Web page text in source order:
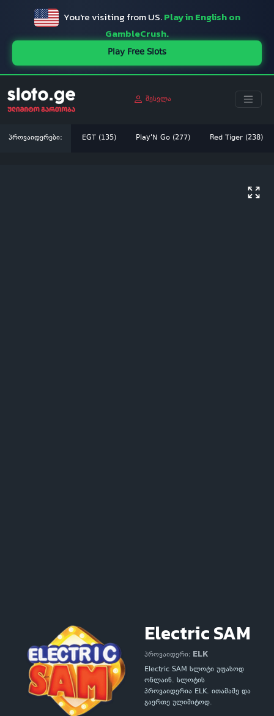
You're visiting from US.Play in English on
GambleCrush.
Play Free Slots
შესვლა
პროვაიდერები: EGT (135) Play'N Go (277) Red Tiger (238)
Electric SAM
პროვაიდერი: ELK
Electric SAM სლოტი უფასოდ
ონლაინ. სლოტის
პროვაიდერია ELK. ითამაშე და
გაერთე ულიმიტოდ.